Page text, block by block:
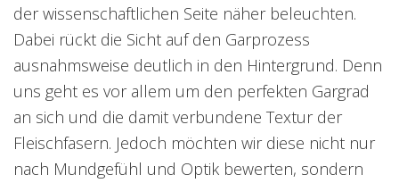
der wissenschaftlichen Seite näher beleuchten.
Dabei rückt die Sicht auf den Garprozess
ausnahmsweise deutlich in den Hintergrund. Denn
uns geht es vor allem um den perfekten Gargrad
an sich und die damit verbundene Textur der
Fleischfasern. Jedoch möchten wir diese nicht nur
nach Mundgefühl und Optik bewerten, sondern